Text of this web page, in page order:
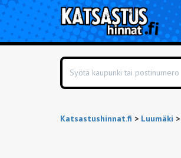
Katsastushinnat.fi > Luumäki >